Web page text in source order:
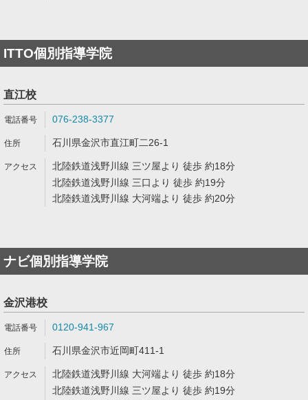
ITTO個別指導学院
直江校
076-238-3377
石川県金沢市直江町二26-1
北陸鉄道浅野川線 三ツ屋より 徒歩 約18分
北陸鉄道浅野川線 三口より 徒歩 約19分
北陸鉄道浅野川線 大河端より 徒歩 約20分
ナビ個別指導学院
金沢港校
0120-941-967
石川県金沢市近岡町411-1
北陸鉄道浅野川線 大河端より 徒歩 約18分
北陸鉄道浅野川線 三ツ屋より 徒歩 約19分